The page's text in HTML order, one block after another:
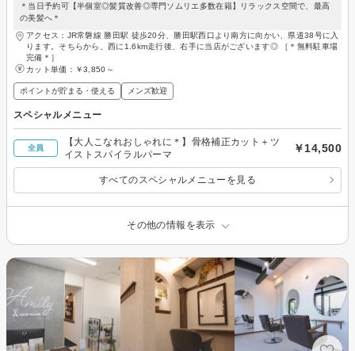
＊当日予約可【半個室◎髪質改善◎専門ソムリエ多数在籍】リラックス空間で、最高
の美髪へ＊
アクセス：JR常磐線 勝田駅 徒歩20分、勝田駅西口より南方に向かい、県道38号に入
ります。そちらから、西に1.6km走行後、右手に当店がございます◎ ［＊無料駐車場
完備＊］
カット単価： ￥3,850～
ポイントが貯まる・使える メンズ歓迎
スペシャルメニュー
全員
【大人こなれおしゃれに＊】骨格補正カット＋ツ
イストスパイラルパーマ
￥14,500
すべてのスペシャルメニューを見る
その他の情報を表示